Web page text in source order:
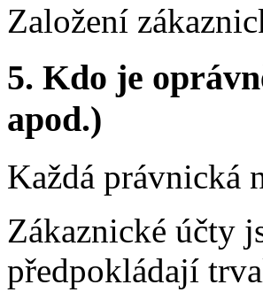
Založení
5. Kdo je
apod.)
Každá právnická
Zákaznické účty
předpokládají